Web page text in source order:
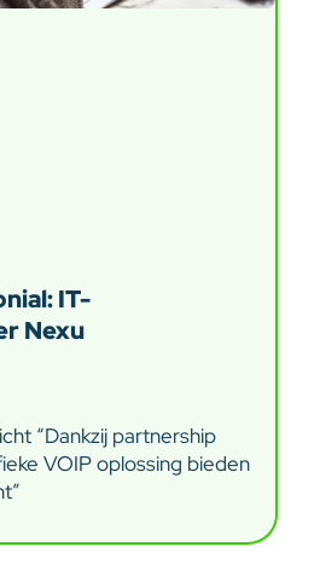
IT-
Nexu
“Dankzij partnership
VOIP oplossing bieden